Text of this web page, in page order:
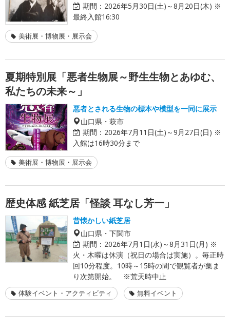
期間： 2026年5月30日(土)～8月20日(木) ※
最終入館16:30
美術展・博物展・展示会
夏期特別展「悪者生物展～野生生物とあゆむ、
私たちの未来～」
悪者とされる生物の標本や模型を一同に展示
山口県・萩市
期間： 2026年7月11日(土)～9月27日(日) ※
入館は16時30分まで
美術展・博物展・展示会
歴史体感 紙芝居「怪談 耳なし芳一」
昔懐かしい紙芝居
山口県・下関市
期間： 2026年7月1日(水)～8月31日(月) ※
火・木曜は休演（祝日の場合は実施）。毎正時
回10分程度。10時～15時の間で観覧者が集ま
り次第開始。 ※荒天時中止
体験イベント・アクティビティ 無料イベント